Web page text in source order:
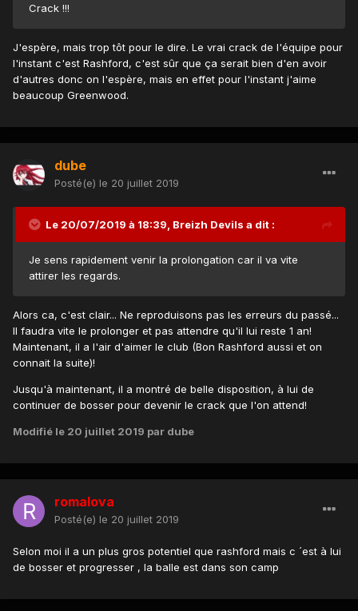
Crack !!!
J'espère, mais trop tôt pour le dire. Le vrai crack de l'équipe pour
l'instant c'est Rashford, c'est sûr que ça serait bien d'en avoir
d'autres donc on l'espère, mais en effet pour l'instant j'aime
beaucoup Greenwood.
dube
Posté(e) le 20 juillet 2019
Le 20/07/2019 à 18:39, Breizh Devils a dit :
Je sens rapidement venir la prolongation car il va vite
attirer les regards.
Alors ca, c'est clair... Ne reproduisons pas les erreurs du passé...
Il faudra vite le prolonger et pas attendre qu'il lui reste 1 an!
Maintenant, il a l'air d'aimer le club (Bon Rashford aussi et on
connait la suite)!
Jusqu'à maintenant, il a montré de belle disposition, à lui de
continuer de bosser pour devenir le crack que l'on attend!
Modifié le 20 juillet 2019 par dube
romalova
Posté(e) le 20 juillet 2019
Selon moi il a un plus gros potentiel que rashford mais c ´est à lui
de bosser et progresser , la balle est dans son camp